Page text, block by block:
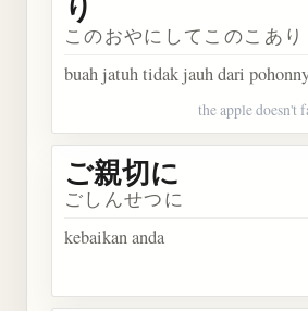
このおやにしてこのこあり
buah jatuh tidak jauh dari
the apple doesn't
ご親切に
ごしんせつに
kebaikan anda